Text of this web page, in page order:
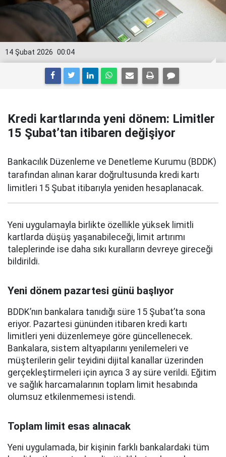
00:04
14 Şubat 2026
Kredi kartlarında yeni dönem: Limitler
15 Şubat’tan itibaren değişiyor
Bankacılık Düzenleme ve Denetleme Kurumu (BDDK)
tarafından alınan karar doğrultusunda kredi kartı
limitleri 15 Şubat itibarıyla yeniden hesaplanacak.
Yeni uygulamayla birlikte özellikle yüksek limitli
kartlarda düşüş yaşanabileceği, limit artırımı
taleplerinde ise daha sıkı kuralların devreye gireceği
bildirildi.
Yeni dönem pazartesi günü başlıyor
BDDK’nın bankalara tanıdığı süre 15 Şubat’ta sona
eriyor. Pazartesi gününden itibaren kredi kartı
limitleri yeni düzenlemeye göre güncellenecek.
Bankalara, sistem altyapılarını yenilemeleri ve
müşterilerin gelir teyidini dijital kanallar üzerinden
gerçekleştirmeleri için ayrıca 3 ay süre verildi. Eğitim
ve sağlık harcamalarının toplam limit hesabında
olumsuz etkilenmemesi istendi.
Toplam limit esas alınacak
Yeni uygulamada, bir kişinin farklı bankalardaki tüm